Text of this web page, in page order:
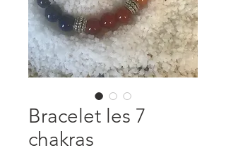
Bracelet les 7
chakras